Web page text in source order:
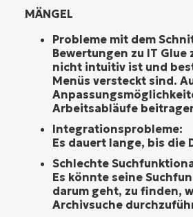
MÄNGEL
Probleme mit dem
Bewertungen zu IT
nicht intuitiv ist und
Menüs versteckt sind.
Arbeitsabläufe
Integrationsprobleme:
Es dauert lange, bis
Schlechte
Es könnte seine
darum geht, zu finden,
Archivsuche